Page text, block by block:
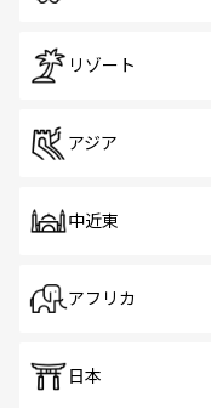
リゾート
アジア
中近東
アフリカ
日本